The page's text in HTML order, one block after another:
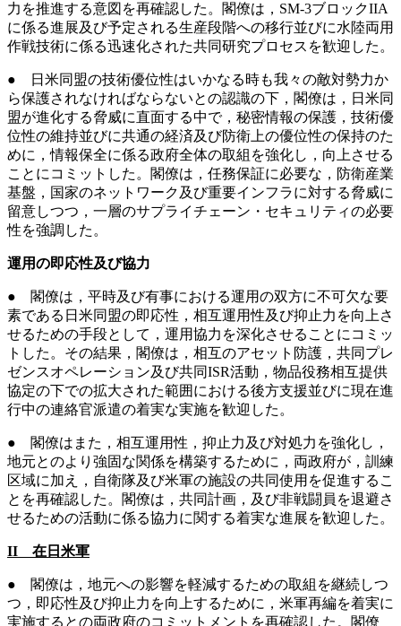
力を推進する意図を再確認した。閣僚は，SM-3ブロックIIA
に係る進展及び予定される生産段階への移行並びに水陸両用
作戦技術に係る迅速化された共同研究プロセスを歓迎した。
● 日米同盟の技術優位性はいかなる時も我々の敵対勢力か
ら保護されなければならないとの認識の下，閣僚は，日米同
盟が進化する脅威に直面する中で，秘密情報の保護，技術優
位性の維持並びに共通の経済及び防衛上の優位性の保持のた
めに，情報保全に係る政府全体の取組を強化し，向上させる
ことにコミットした。閣僚は，任務保証に必要な，防衛産業
基盤，国家のネットワーク及び重要インフラに対する脅威に
留意しつつ，一層のサプライチェーン・セキュリティの必要
性を強調した。
運用の即応性及び協力
● 閣僚は，平時及び有事における運用の双方に不可欠な要
素である日米同盟の即応性，相互運用性及び抑止力を向上さ
せるための手段として，運用協力を深化させることにコミッ
トした。その結果，閣僚は，相互のアセット防護，共同プレ
ゼンスオペレーション及び共同ISR活動，物品役務相互提供
協定の下での拡大された範囲における後方支援並びに現在進
行中の連絡官派遣の着実な実施を歓迎した。
● 閣僚はまた，相互運用性，抑止力及び対処力を強化し，
地元とのより強固な関係を構築するために，両政府が，訓練
区域に加え，自衛隊及び米軍の施設の共同使用を促進するこ
とを再確認した。閣僚は，共同計画，及び非戦闘員を退避さ
せるための活動に係る協力に関する着実な進展を歓迎した。
II 在日米軍
● 閣僚は，地元への影響を軽減するための取組を継続しつ
つ，即応性及び抑止力を向上するために，米軍再編を着実に
実施するとの両政府のコミットメントを再確認した。閣僚